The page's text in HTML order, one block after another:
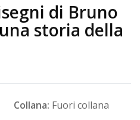
di Bruno
storia della
Collana: Fuori collana